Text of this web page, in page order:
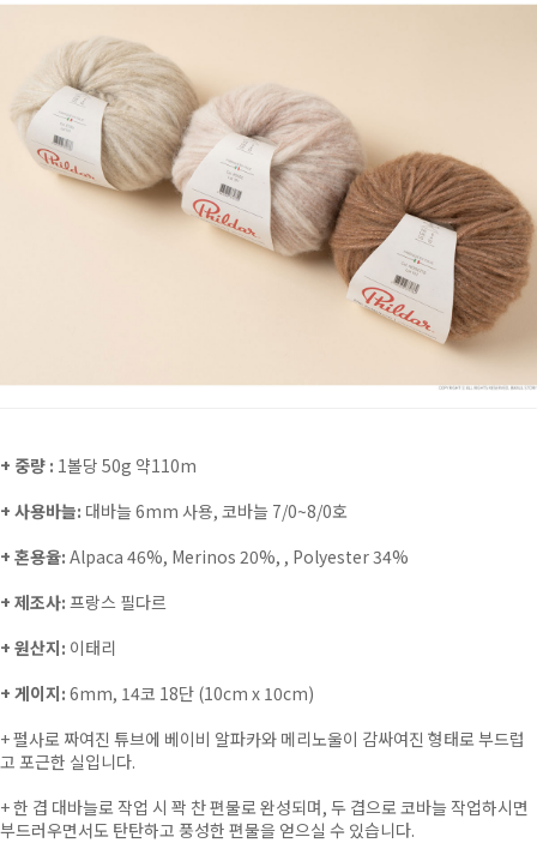
+ 중량 : 1볼당 50g 약110m
+ 사용바늘: 대바늘 6mm 사용, 코바늘 7/0~8/0호
+ 혼용율: Alpaca 46%, Merinos 20%, , Polyester 34%
+ 제조사: 프랑스 필다르
+ 원산지: 이태리
+ 게이지: 6mm, 14코 18단 (10cm x 10cm)
+펄사로 짜여진 튜브에 베이비 알파카와 메리노울이 감싸여진 형태로 부드럽
고 포근한 실입니다.
+한 겹 대바늘로 작업 시 꽉 찬 편물로 완성되며, 두 겹으로 코바늘 작업하시면
부드러우면서도 탄탄하고 풍성한 편물을 얻으실 수 있습니다.